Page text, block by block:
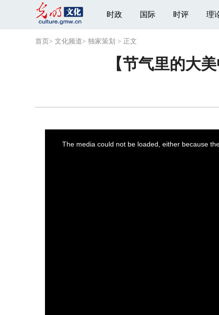
时政 国际 时评 理
首页 > 文化频道> 独家策划 > 正文
【节气里的大
The media could not be loaded, either because